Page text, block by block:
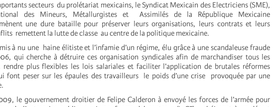
secteurs du prolétariat mexicains, le Syndicat Mexicain des Electriciens (SME),
des Mineurs, Métallurgistes et Assimilés de la République Mexicaine
une dure bataille pour préserver leurs organisations, leurs contrats et leurs
remettent la lutte de classe au centre de la politique mexicaine.
à nu une haine élitiste et l’infamie d’un régime, élu grâce à une scandaleuse fraude
qui cherche à détruire ces organisation syndicales afin de marchandiser tous les
rendre plus flexibles les lois salariales et faciliter l’application de brutales réformes
font peser sur les épaules des travailleurs le poids d’une crise provoquée par une
le gouvernement droitier de Felipe Calderon à envoyé les forces de l’armée pour